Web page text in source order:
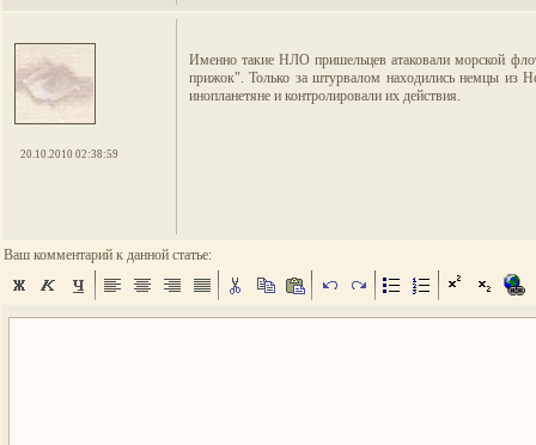
20.10.2010 02:38:59
Именно такие НЛО пришельцев атаковали морской
прижок". Только за штурвалом находились немцы из
инопланетяне и контролировали их действия.
Ваш комментарий к данной статье: